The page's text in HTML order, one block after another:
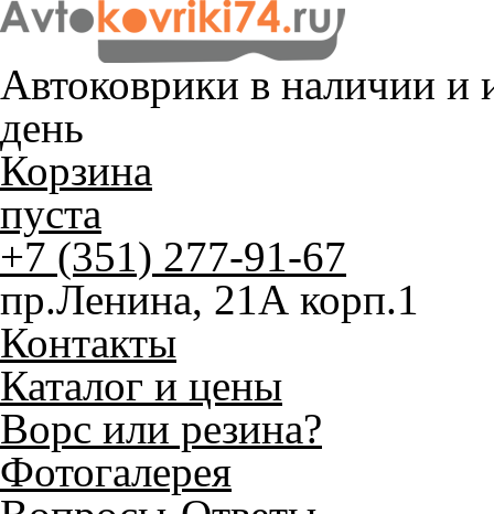
Автоковрики в наличии и
день
Корзина
пуста
+7 (351) 277-91-67
пр.Ленина, 21А корп.1
Контакты
Каталог и цены
Ворс или резина?
Фотогалерея